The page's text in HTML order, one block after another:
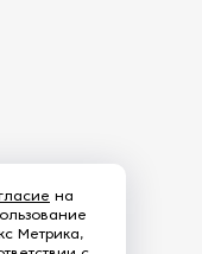
на
Метрика,